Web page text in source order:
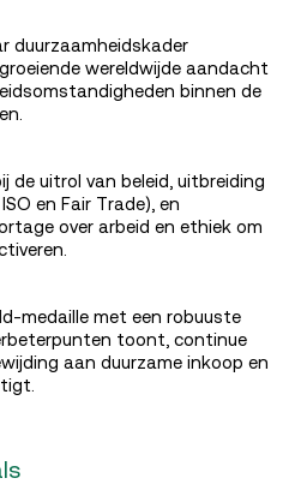
duurzaamheidskader
wereldwijde aandacht
binnen de
de uitrol van beleid, uitbreiding
en Fair Trade), en
over arbeid en ethiek om
medaille met een robuuste
toont, continue
aan duurzame inkoop en